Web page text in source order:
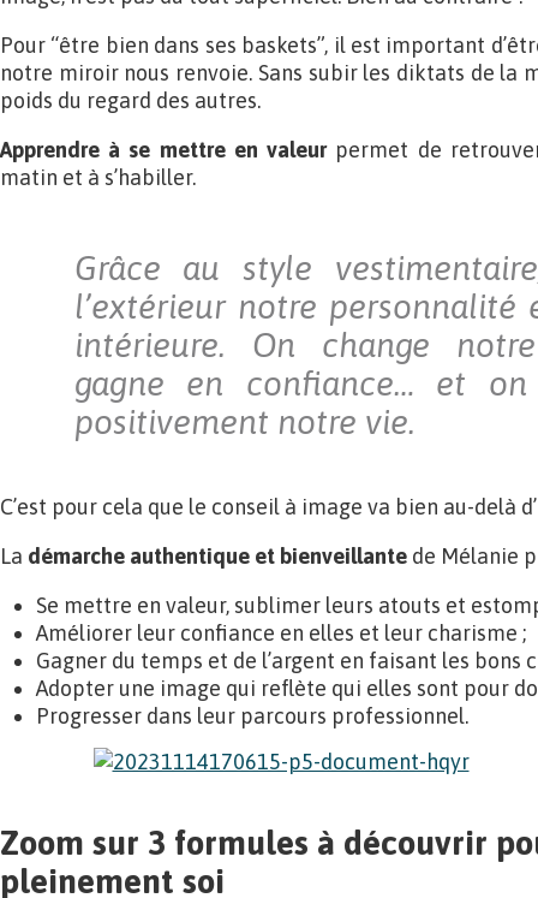
Pour “être bien dans ses baskets”, il est important
notre miroir nous renvoie. Sans subir les diktats de la
poids du regard des autres.
Apprendre à se mettre en valeurpermet de
matin et à s’habiller.
Grâce au style
l’extérieur notre personnalité
intérieure. On change
gagne en confiance… et
positivement notre vie.
C’est pour cela que le conseil à image va bien au-delà
La démarche authentique et bienveillante de Mélanie
Se mettre en valeur, sublimer leurs atouts et
Améliorer leur confiance en elles et leur charisme ;
Gagner du temps et de l’argent en faisant les bons
Adopter une image qui reflète qui elles sont pour
Progresser dans leur parcours professionnel.
Zoom sur 3 formules à découvrir
pleinement soi